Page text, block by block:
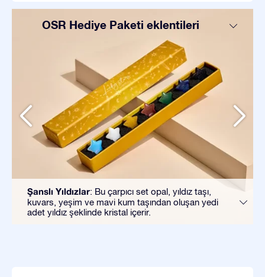
OSR Hediye Paketi eklentileri
Şanslı Yıldızlar: Bu çarpıcı set opal, yıldız taşı,
kuvars, yeşim ve mavi kum taşından oluşan yedi
adet yıldız şeklinde kristal içerir.